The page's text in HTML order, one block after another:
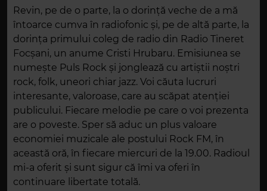
Revin, pe de o parte, la o dorință veche de a mă
întoarce cumva în radiofonic și, pe de altă parte, la
dorința primului coleg de radio din Radio Tineret
Focșani, un anume Cristi Hrubaru. Emisiunea se
numește Puls Rock și jonglează cu artiștii noștri
rock, folk, uneori chiar jazz. Voi căuta lucruri
interesante, valoroase, care au scăpat atenției
publicului. Fiecare melodie pe care o voi prezenta
are o poveste. Sper să aduc un plus valoare
economiei muzicale ale postului Rock FM, în
această oră, în fiecare miercuri de la 19.00. Radioul
mi-a oferit și sunt sigur că îmi va oferi în
continuare libertate totală.